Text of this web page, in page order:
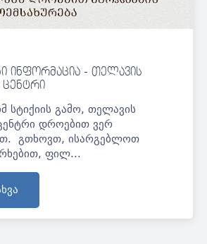
ინფორმაცია - თელავის
ცენტრი
სტიქიის გამო, თელავის
დროებით ვერ
გთხოვთ, ისარგებლოთ
ფილ...